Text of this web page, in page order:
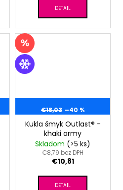
DETAIL
€18,03 –40 %
Kukla šmyk Outlast® -
khaki army
Skladom (>5 ks)
€8,79 bez DPH
€10,81
DETAIL